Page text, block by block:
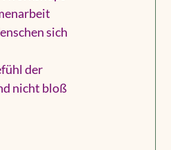
sich
der
nicht bloß